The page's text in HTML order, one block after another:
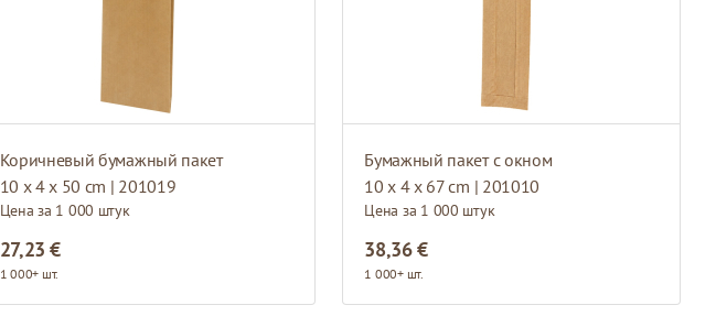
Коричневый бумажный пакет
10 x 4 x 50 cm | 201019
Цена за 1 000 штук
27,23 €
1 000+ шт.
Бумажный пакет с окном
10 x 4 x 67 cm | 201010
Цена за 1 000 штук
38,36 €
1 000+ шт.